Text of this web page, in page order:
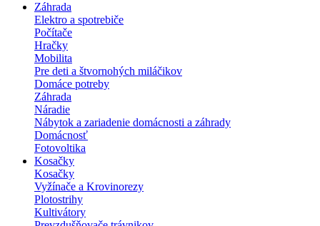
Záhrada
Elektro a spotrebiče
Počítače
Hračky
Mobilita
Pre deti a štvornohých miláčikov
Domáce potreby
Záhrada
Náradie
Nábytok a zariadenie domácnosti a záhrady
Domácnosť
Fotovoltika
Kosačky
Kosačky
Vyžínače a Krovinorezy
Plotostrihy
Kultivátory